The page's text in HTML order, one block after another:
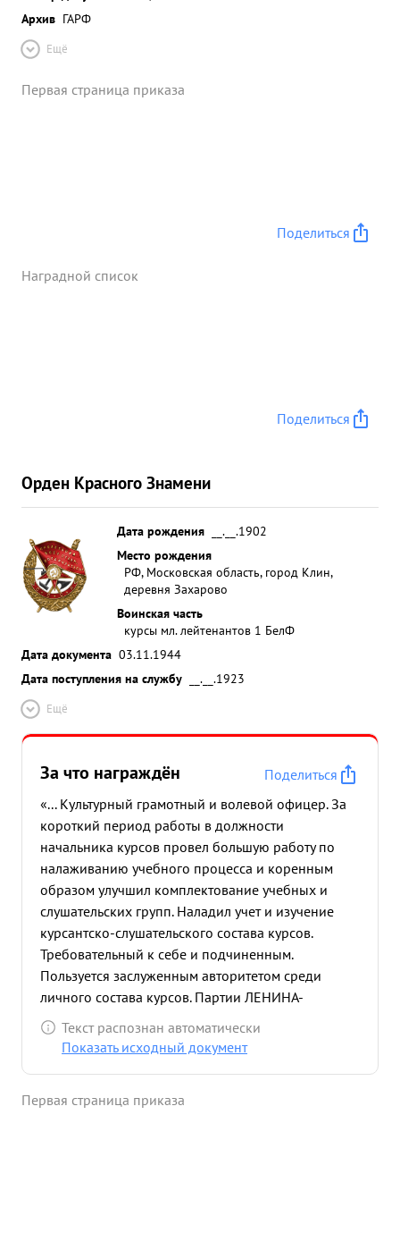
Архив ГАРФ
Ещё
Первая страница приказа
Поделиться
Наградной список
Поделиться
Орден Красного Знамени
Дата рождения
__.__.1902
Место рождения
РФ, Московская область, город Клин,
деревня Захарово
Воинская часть
курсы мл. лейтенантов 1 БелФ
Дата документа 03.11.1944
Дата поступления на службу
__.__.1923
Ещё
За что награждён
Поделиться
«... Культурный грамотный и волевой офицер. За
короткий период работы в должности
начальника курсов провел большую работу по
налаживанию учебного процесса и коренным
образом улучшил комплектование учебных и
слушательских групп. Наладил учет и изучение
курсантско-слушательского состава курсов.
Требовательный к себе и подчиненным.
Пользуется заслуженным авторитетом среди
личного состава курсов. Партии ЛЕНИНА-
СТАЛИНА и Социалистической Родине предан.
Достоин награждения за выслугу лет в Красной
Текст распознан автоматически
Показать исходный документ
Первая страница приказа